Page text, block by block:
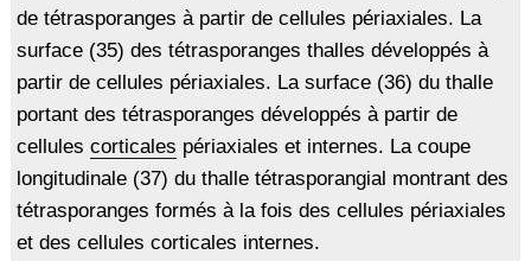
de tétrasporanges à partir de cellules périaxiales. La
surface (35) des tétrasporanges thalles développés à
partir de cellules périaxiales. La surface (36) du thalle
portant des tétrasporanges développés à partir de
cellules corticales périaxiales et internes. La coupe
longitudinale (37) du thalle tétrasporangial montrant des
tétrasporanges formés à la fois des cellules périaxiales
et des cellules corticales internes.